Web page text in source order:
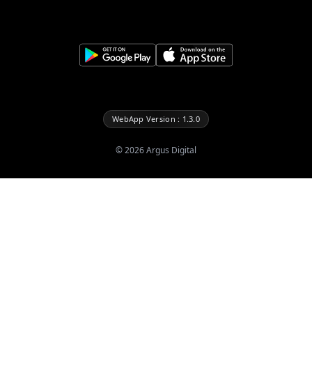
WebApp Version : 1.3.0
©2026Argus Digital